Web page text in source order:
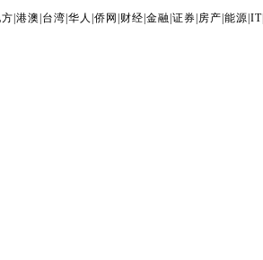
港澳 台湾 华人 侨网 财经 金融 证券 房产 能源 IT|